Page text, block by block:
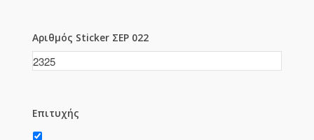
Αριθμός Sticker ΣΕΡ 022
Επιτυχής